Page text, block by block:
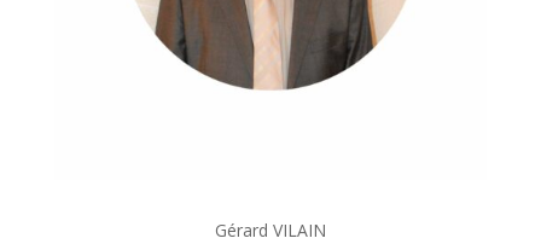
Gérard VILAIN